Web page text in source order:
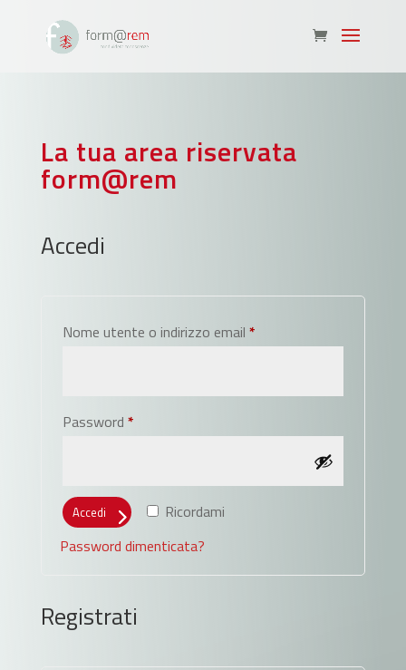
La tua area riservata
form@rem
Accedi
Nome utente o indirizzo email *Richiesto
Password *Richiesto
Ricordami
Accedi
Password dimenticata?
Registrati